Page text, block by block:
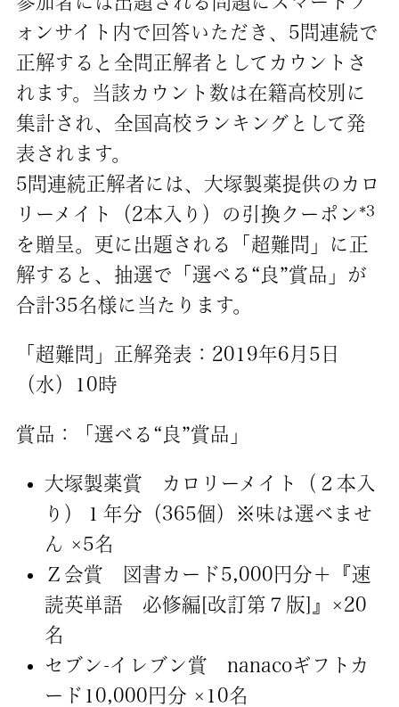
ォンサイト内で回答いただき、5問連続で
正解すると全問正解者としてカウントさ
れます。当該カウント数は在籍高校別に
集計され、全国高校ランキングとして発
表されます。
5問連続正解者には、大塚製薬提供のカロ
リーメイト（2本入り）の引換クーポン*3
を贈呈。更に出題される「超難問」に正
解すると、抽選で「選べる“良”賞品」が
合計35名様に当たります。
「超難問」正解発表：2019年6月5日
（水）10時
賞品：「選べる“良”賞品」
大塚製薬賞 カロリーメイト（２本入
り）１年分（365個）※味は選べませ
ん ×5名
Ｚ会賞 図書カード5,000円分＋『速
読英単語 必修編[改訂第７版]』×20
名
セブン-イレブン賞 nanacoギフトカ
ード10,000円分 ×10名